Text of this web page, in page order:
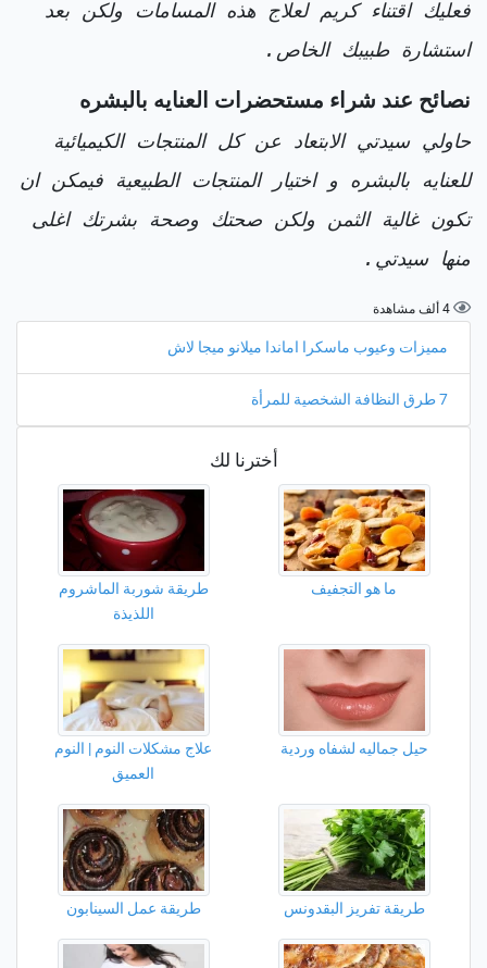
فعليك اقتناء كريم لعلاج هذه المسامات ولكن بعد
استشارة طبيبك الخاص.
نصائح عند شراء مستحضرات العنايه بالبشره
حاولي سيدتي الابتعاد عن كل المنتجات الكيميائية
للعنايه بالبشره و اختيار المنتجات الطبيعية فيمكن ان
تكون غالية الثمن ولكن صحتك وصحة بشرتك اغلى
منها سيدتي.
4 ألف مشاهدة
مميزات وعيوب ماسكرا اماندا ميلانو ميجا لاش
7 طرق النظافة الشخصية للمرأة
أخترنا لك
ما هو التجفيف
طريقة شوربة الماشروم
اللذيذة
حيل جماليه لشفاه وردية
علاج مشكلات النوم | النوم
العميق
طريقة تفريز البقدونس طريقة عمل السينابون